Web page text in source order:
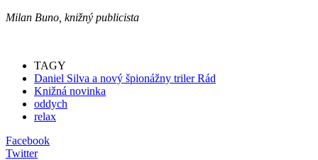
Milan Buno, knižný publicista
TAGY
Daniel Silva a nový špionážny triler Rád
Knižná novinka
oddych
relax
Facebook
Twitter